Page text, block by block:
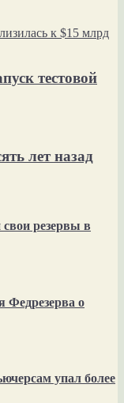
тестовой
лет назад
резервы в
Федрезерва о
упал более